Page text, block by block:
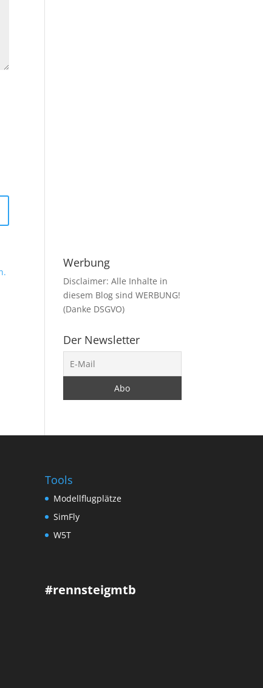
Werbung
Disclaimer: Alle Inhalte in
diesem Blog sind WERBUNG!
(Danke DSGVO)
Der Newsletter
Tools
Modellflugplätze
SimFly
W5T
#rennsteigmtb